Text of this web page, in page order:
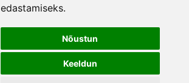
edastamiseks.
Nõustun
Keeldun